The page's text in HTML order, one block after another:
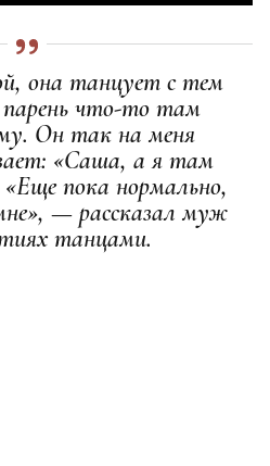
она танцует с тем
что-то там
Он так на меня
«Саша, а я там
«Еще пока нормально,
— рассказал муж
танцами.